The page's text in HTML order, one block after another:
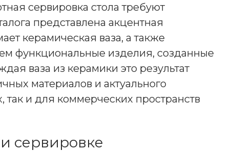
сервировка стола требуют
представлена акцентная
керамическая ваза, а также
функциональные изделия, созданные
ваза из керамики это результат
материалов и актуального
и для коммерческих пространств
сервировке